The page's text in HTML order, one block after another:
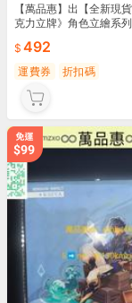
【萬品惠】出【全新現
克力立牌》角色立繪系
492
運費券 折扣碼